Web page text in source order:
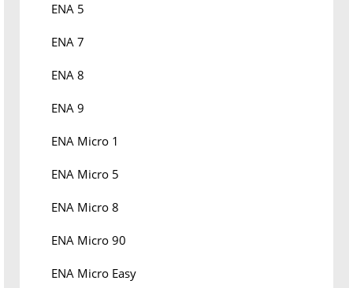
ENA 5
ENA 7
ENA 8
ENA 9
ENA Micro 1
ENA Micro 5
ENA Micro 8
ENA Micro 90
ENA Micro Easy